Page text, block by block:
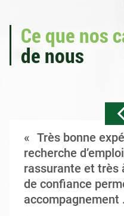
Ce que nos
de nous
Très bonne
recherche
rassurante et très
de confiance
accompagnement